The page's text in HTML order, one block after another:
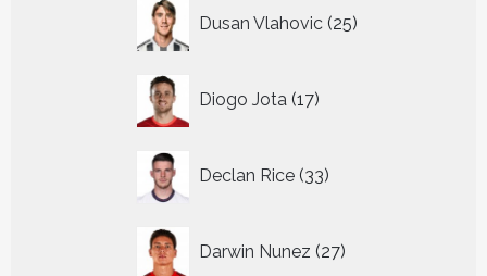
Dusan Vlahovic 25
producten
Diogo Jota 17
producten
Declan Rice 33
producten
Darwin Nunez 27
producten